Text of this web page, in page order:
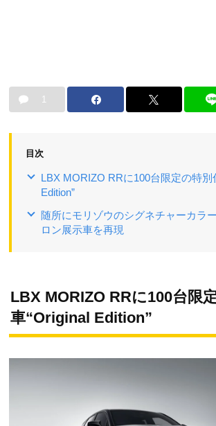
1
目次
LBX MORIZO RRに100台限定の特別
Edition”
随所にモリゾウのシグネチャーカラ
ロン展示車を再現
LBX MORIZO RRに100台限
車“Original Edition”